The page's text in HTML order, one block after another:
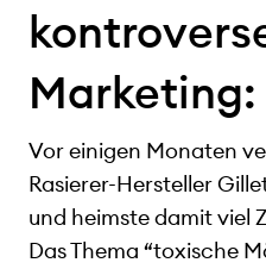
Vor einigen Monaten
Rasierer-Hersteller
und heimste damit viel
Das Thema “toxische